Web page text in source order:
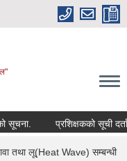
प्रशिक्षकको सूची दर्ता
तथा लू(Heat Wave) सम्बन्धी